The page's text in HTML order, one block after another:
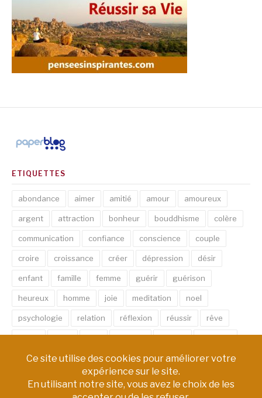
ETIQUETTES
abondance aimer amitié amour amoureux
argent attraction bonheur bouddhisme colère
communication confiance conscience couple
croire croissance créer dépression désir
enfant famille femme guérir guérison
heureux homme joie meditation noel
psychologie relation réflexion réussir rêve
santé sexe soin spirituel succès thérapie
vie âme émotion énergie équilibre